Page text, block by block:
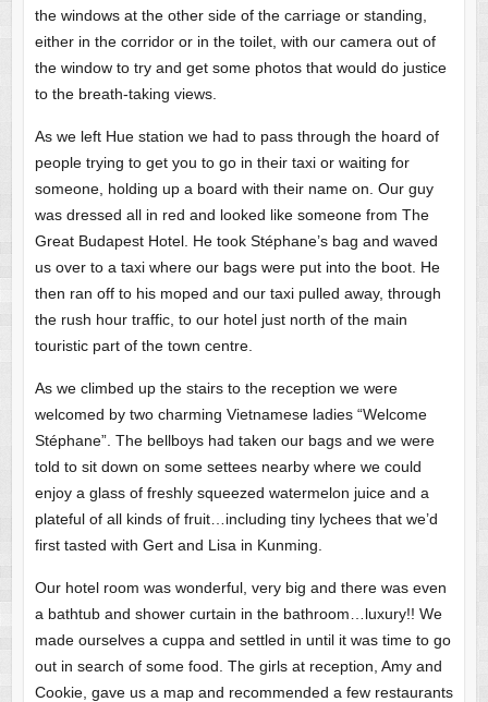
the windows at the other side of the carriage or standing,
either in the corridor or in the toilet, with our camera out of
the window to try and get some photos that would do justice
to the breath-taking views.
As we left Hue station we had to pass through the hoard of
people trying to get you to go in their taxi or waiting for
someone, holding up a board with their name on. Our guy
was dressed all in red and looked like someone from The
Great Budapest Hotel. He took Stéphane’s bag and waved
us over to a taxi where our bags were put into the boot. He
then ran off to his moped and our taxi pulled away, through
the rush hour traffic, to our hotel just north of the main
touristic part of the town centre.
As we climbed up the stairs to the reception we were
welcomed by two charming Vietnamese ladies “Welcome
Stéphane”. The bellboys had taken our bags and we were
told to sit down on some settees nearby where we could
enjoy a glass of freshly squeezed watermelon juice and a
plateful of all kinds of fruit…including tiny lychees that we’d
first tasted with Gert and Lisa in Kunming.
Our hotel room was wonderful, very big and there was even
a bathtub and shower curtain in the bathroom…luxury!! We
made ourselves a cuppa and settled in until it was time to go
out in search of some food. The girls at reception, Amy and
Cookie, gave us a map and recommended a few restaurants